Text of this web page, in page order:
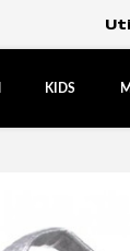
KIDS